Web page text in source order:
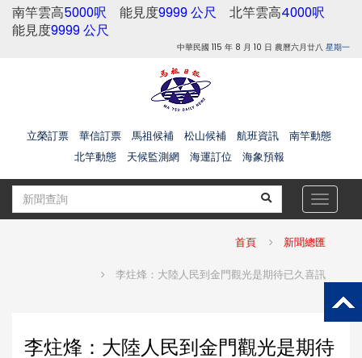
南竿雲高5000呎 能見度9999 公尺 北竿雲高4000呎
能見度9999 公尺
中華民國 115 年 8 月 10 日 農曆六月廿八 星期一
立榮訂票 華信訂票 馬祖候補 松山候補 航班資訊
南竿動態
北竿動態
天候監測網 海運訂位 海象預報
Toggle
首頁 新聞總匯
李炷烽：大陸人民到金門觀光是期待已久喜訊
李炷烽：大陸人民到金門觀光是期待